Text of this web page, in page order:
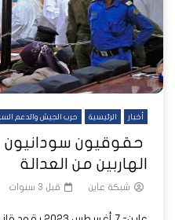
أخبار الرئيسية حرب الجيش والدعم
حقوقيون سودانيون
الهاربين من العدالة
شبكة عاين قبل 3 سنوات